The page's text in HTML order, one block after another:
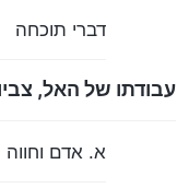
דברי תוכחה
עבודתו של האל,
א. אדם וחווה